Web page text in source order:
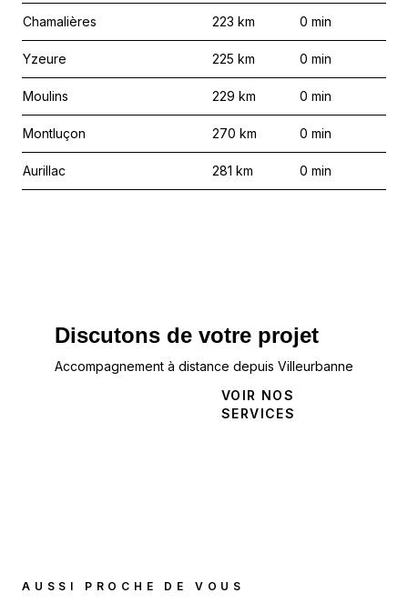
Chamalières 223 km 0 min
Yzeure 225 km 0 min
Moulins 229 km 0 min
Montluçon 270 km 0 min
Aurillac 281 km 0 min
Discutons de votre projet
Accompagnement à distance depuis Villeurbanne
VOIR NOS
SERVICES
AUSSI PROCHE DE VOUS